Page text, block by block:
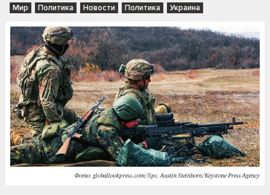
Мир Политика Новости Политика Украина
Фото: globallookpress.com/Spc. Austin Steinborn/Keystone Press Agency